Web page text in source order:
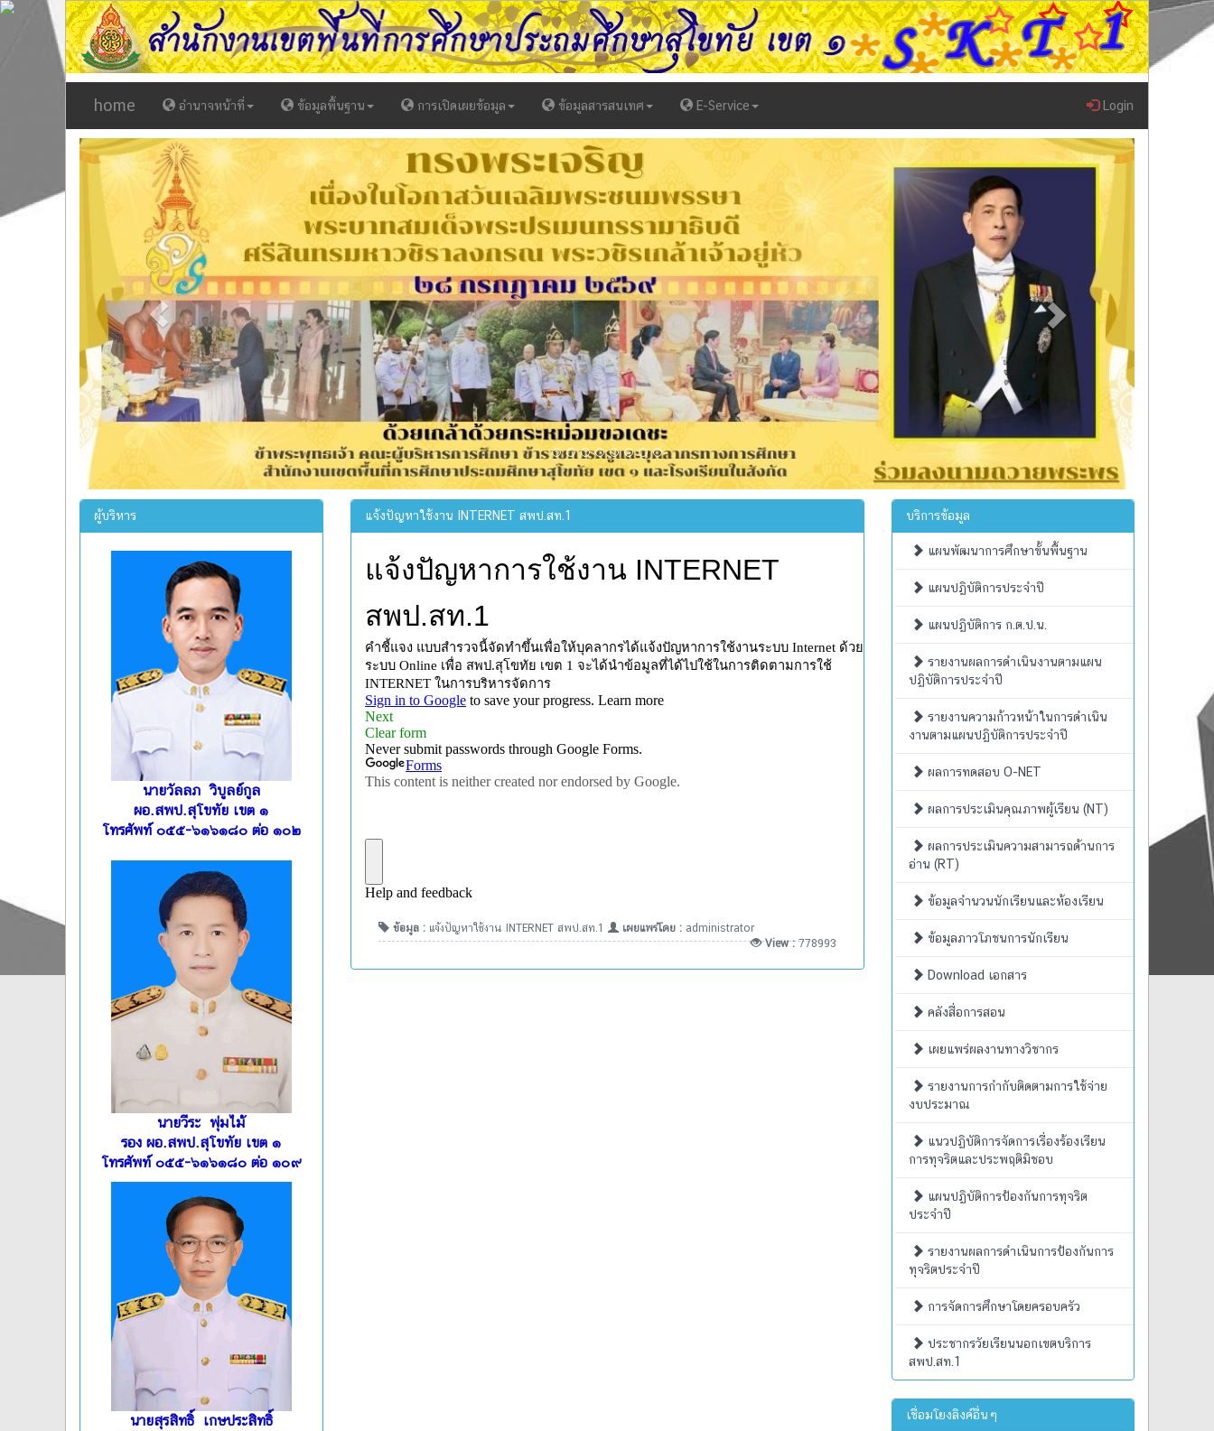
home อำนาจหน้าที่ ข้อมูลพื้นฐาน การเปิดเผยข้อมูล ข้อมูลสารสนเทศ E-Service Login
Previous Next
ผู้บริหาร
นายวัลลภ วิบูลย์กูล
ผอ.สพป.สุโขทัย เขต ๑
โทรศัพท์ ๐๕๕-๖๑๖๑๘๐ ต่อ ๑๐๒
นายวีระ พุ่มไม้
รอง ผอ.สพป.สุโขทัย เขต ๑
โทรศัพท์ ๐๕๕-๖๑๖๑๘๐ ต่อ ๑๐๙
นายสุรสิทธิ์ เกษประสิทธิ์
แจ้งปัญหาใช้งาน INTERNET สพป.สท.1
ข้อมูล : แจ้งปัญหาใช้งาน INTERNET สพป.สท.1 เผยแพร่โดย : administrator
View :778993
บริการข้อมูล
แผนพัฒนาการศึกษาขั้นพื้นฐาน
แผนปฏิบัติการประจำปี
แผนปฏิบัติการ ก.ต.ป.น.
รายงานผลการดำเนินงานตามแผน
ปฏิบัติการประจำปี
รายงานความก้าวหน้าในการดำเนิน
งานตามแผนปฏิบัติการประจำปี
ผลการทดสอบ O-NET
ผลการประเมินคุณภาพผู้เรียน (NT)
ผลการประเมินความสามารถด้านการ
อ่าน (RT)
ข้อมูลจำนวนนักเรียนและห้องเรียน
ข้อมูลภาวโภชนการนักเรียน
Download เอกสาร
คลังสื่อการสอน
เผยแพร่ผลงานทางวิชากร
รายงานการกำกับติดตามการใช้จ่าย
งบประมาณ
แนวปฏิบัติการจัดการเรื่องร้องเรียน
การทุจริตและประพฤติมิชอบ
แผนปฏิบัติการป้องกันการทุจริต
ประจำปี
รายงานผลการดำเนินการป้องกันการ
ทุจริตประจำปี
การจัดการศึกษาโดยครอบครัว
ประชากรวัยเรียนนอกเขตบริการ
สพป.สท.1
เชื่อมโยงลิงค์อื่นๆ